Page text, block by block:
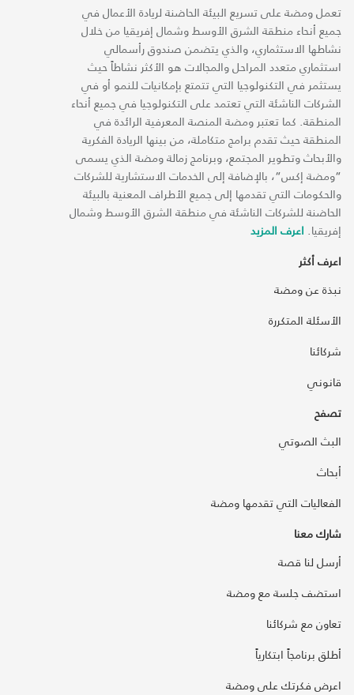
تعمل ومضة على تسريع البيئة الحاضنة لريادة الأعمال في
جميع أنحاء منطقة الشرق الأوسط وشمال إفريقيا من خلال
نشاطها الاستثماري، والذي يتضمن صندوق رأسمالي
استثماري متعدد المراحل والمجالات هو الأكثر نشاطاً حيث
يستثمر في التكنولوجيا التي تتمتع بإمكانيات للنمو أو في
الشركات الناشئة التي تعتمد على التكنولوجيا في جميع أنحاء
المنطقة. كما تعتبر ومضة المنصة المعرفية الرائدة في
المنطقة حيث تقدم برامج متكاملة، من بينها الريادة الفكرية
والأبحاث وتطوير المجتمع، وبرنامج زمالة ومضة الذي يسمى
“ومضة إكس“، بالإضافة إلى الخدمات الاستشارية للشركات
والحكومات التي تقدمها إلى جميع الأطراف المعنية بالبيئة
الحاضنة للشركات الناشئة في منطقة الشرق الأوسط وشمال
إفريقيا. اعرف المزيد
اعرف أكثر
نبذة عن ومضة
الأسئلة المتكررة
شركائنا
قانوني
تصفح
البث الصوتي
أبحاث
الفعاليات التي تقدمها ومضة
شارك معنا
أرسل لنا قصة
استضف جلسة مع ومضة
تعاون مع شركائنا
أطلق برنامجاً ابتكارياً
اعرض فكرتك على ومضة